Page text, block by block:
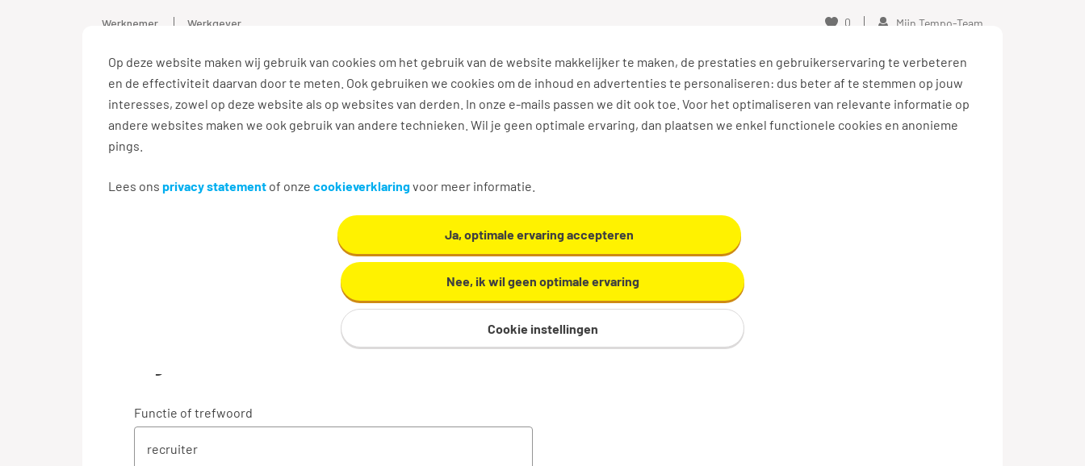
Op deze website maken wij gebruik van cookies om het gebruik van de website makkelijker te maken, de prestaties en gebruikerservaring te verbeteren
en de effectiviteit daarvan door te meten. Ook gebruiken we cookies om de inhoud en advertenties te personaliseren: dus beter af te stemmen op jouw
interesses, zowel op deze website als op websites van derden. In onze e-mails passen we dit ook toe. Voor het optimaliseren van relevante informatie op
andere websites maken we ook gebruik van andere technieken. Wil je geen optimale ervaring, dan plaatsen we enkel functionele cookies en anonieme
pings.
Lees ons privacy statement of onze cookieverklaringvoor meer informatie.
Ja, optimale ervaring accepteren
Nee, ik wil geen optimale ervaring
Cookie instellingen
Werknemer Werkgever
Vacatures Ontwikkel jezelf Werkplezier Contact
0 Mijn Tempo-Team
Aanmaken e-mailalert nieuwe vacatures
Maak hier je eigen e-mailalert om nieuwe vacatures te ontvangen die relevant zijn voor jou.
Functie of trefwoord